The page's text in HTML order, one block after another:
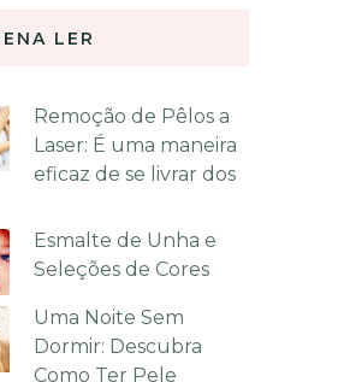
LER
Remoção de Pêlos a
Laser: É uma maneira
eficaz de se livrar dos
Esmalte de Unha e
Seleções de Cores
Uma Noite Sem
Dormir: Descubra
Como Ter Pele